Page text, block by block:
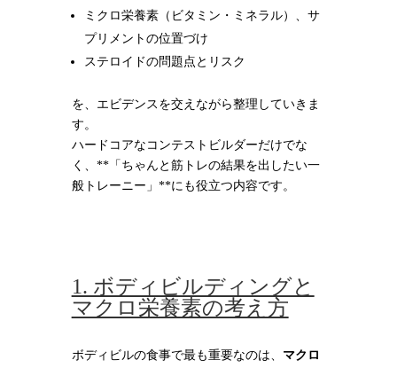
ミクロ栄養素（ビタミン・ミネラル）、サ
プリメントの位置づけ
ステロイドの問題点とリスク
を、エビデンスを交えながら整理していきま
す。
ハードコアなコンテストビルダーだけでな
く、**「ちゃんと筋トレの結果を出したい一
般トレーニー」**にも役立つ内容です。
1. ボディビルディングと
マクロ栄養素の考え方
ボディビルの食事で最も重要なのは、 マクロ